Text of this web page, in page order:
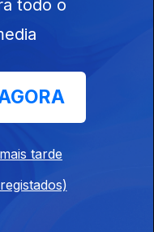
Faro Ladies
Open W35
todo o
tarde